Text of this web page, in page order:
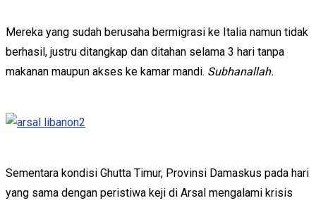
Mereka yang sudah berusaha bermigrasi ke Italia namun tidak
berhasil, justru ditangkap dan ditahan selama 3 hari tanpa
makanan maupun akses ke kamar mandi. Subhanallah.
Sementara kondisi Ghutta Timur, Provinsi Damaskus pada hari
yang sama dengan peristiwa keji di Arsal mengalami krisis